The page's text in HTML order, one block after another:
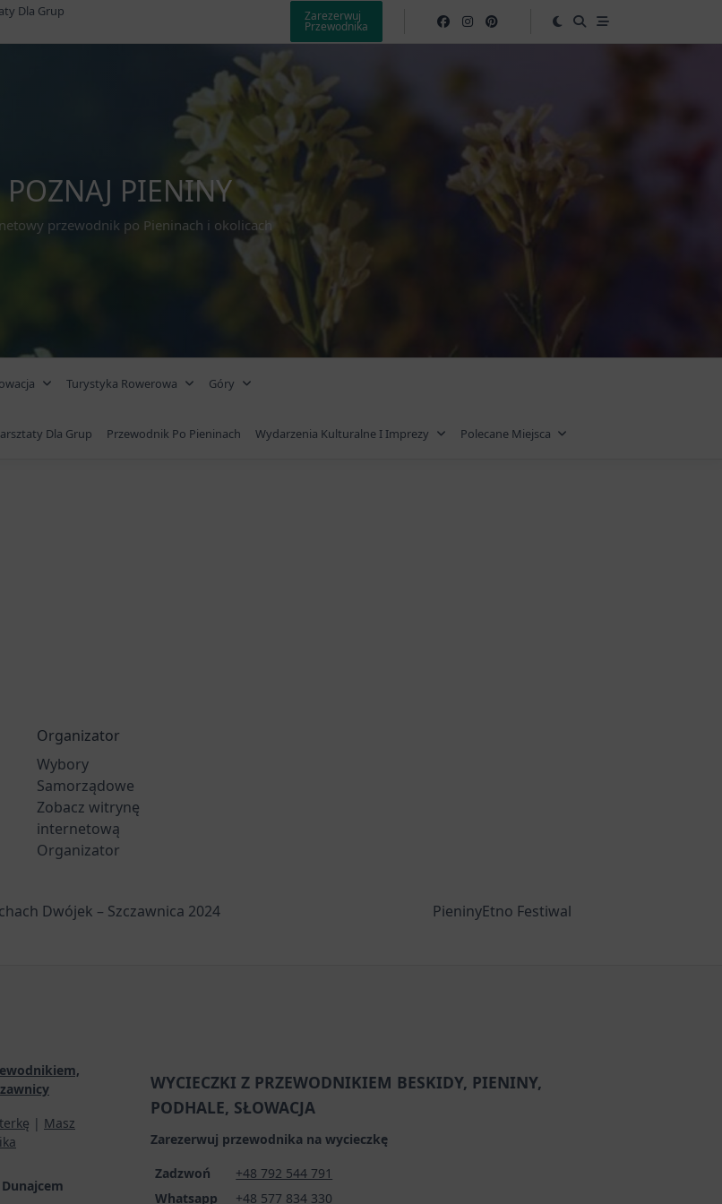
Dla Grup
Zarezerwuj
Przewodnika
POZNAJ PIENINY
przewodnik po Pieninach i okolicach
Turystyka Rowerowa Góry
Dla Grup Przewodnik Po Pieninach Wydarzenia Kulturalne I Imprezy Polecane Miejsca
Organizator
Wybory
Samorządowe
Zobacz witrynę
internetową
Organizator
Dwójek – Szczawnica 2024 PieninyEtno Festiwal
| Masz
WYCIECZKI Z PRZEWODNIKIEM BESKIDY, PIENINY,
PODHALE, SŁOWACJA
Zarezerwuj przewodnika na wycieczkę
Zadzwoń +48 792 544 791
Whatsapp +48 577 834 330